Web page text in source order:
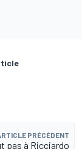
PRÉCÉDENT
pas à Ricciardo